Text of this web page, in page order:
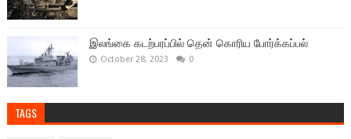
இலங்கை கடற்பரப்பில் தென் கொரிய போர்க்கப்பல்
October 28, 2023 0
TAGS